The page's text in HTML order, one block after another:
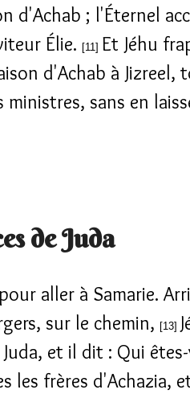
d'Achab ; l'Éternel
Élie.
[11] Et Jéhu
d'Achab à Jizreel,
ministres, sans en
de Juda
aller à Samarie.
sur le chemin, [13]
et il dit : Qui
les frères d'Achazia,